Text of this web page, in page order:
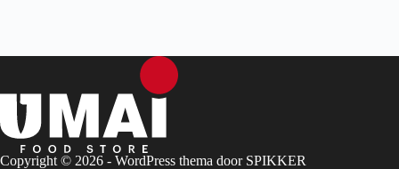
Copyright © 2026 - WordPress thema door SPIKKER